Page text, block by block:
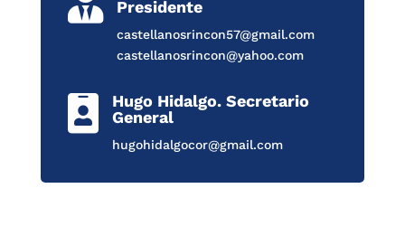
Presidente
castellanosrincon57@gmail.com
castellanosrincon@yahoo.com

Hugo Hidalgo. Secretario
General
hugohidalgocor@gmail.com